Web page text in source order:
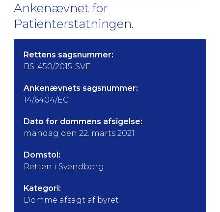
Ankenævnet for
Patienterstatningen.
Rettens sagsnummer:
BS-450/2015-SVE
Ankenævnets sagsnummer:
14/6404/EC
Dato for dommens afsigelse:
mandag den 22. marts 2021
Domstol:
Retten i Svendborg
Kategori:
Domme afsagt af byret